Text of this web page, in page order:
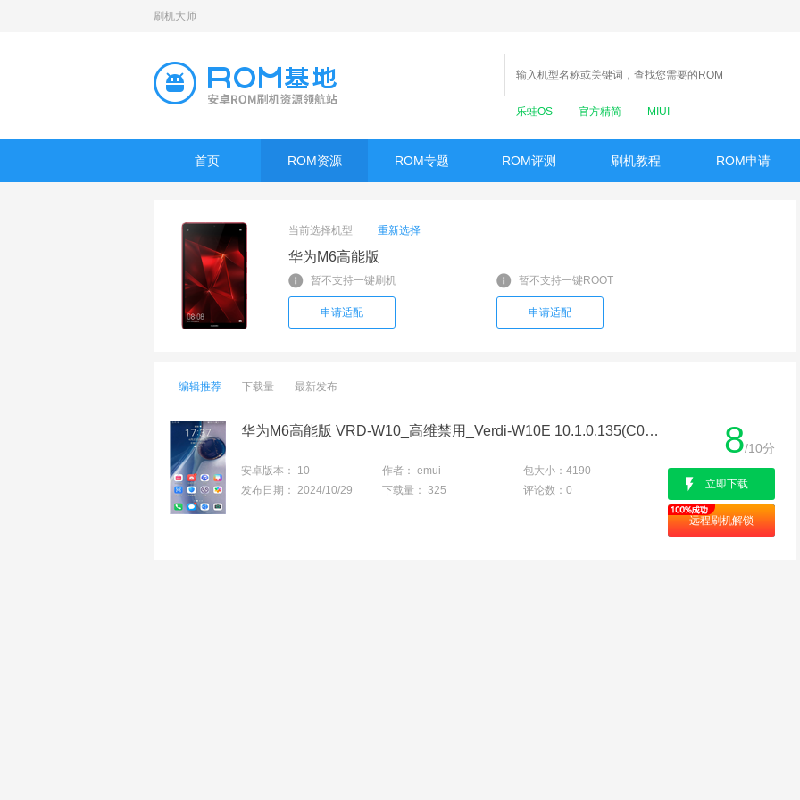
刷机大师
乐蛙OS 官方精简 MIUI
首页 ROM资源 ROM专题 ROM评测 刷机教程 ROM申请
当前选择机型 重新选择
华为M6高能版
暂不支持一键刷机
申请适配
暂不支持一键ROOT
申请适配
编辑推荐 下载量 最新发布
华为M6高能版 VRD-W10_高维禁用_Verdi-W10E 10.1.0.135(C00E135R1P2)_Firmware_EMUI10.1.0卡刷固件
安卓版本： 10 作者： emui 包大小： 4190
发布日期： 2024/10/29 下载量： 325 评论数： 0
8/10分
立即下载
远程刷机解锁